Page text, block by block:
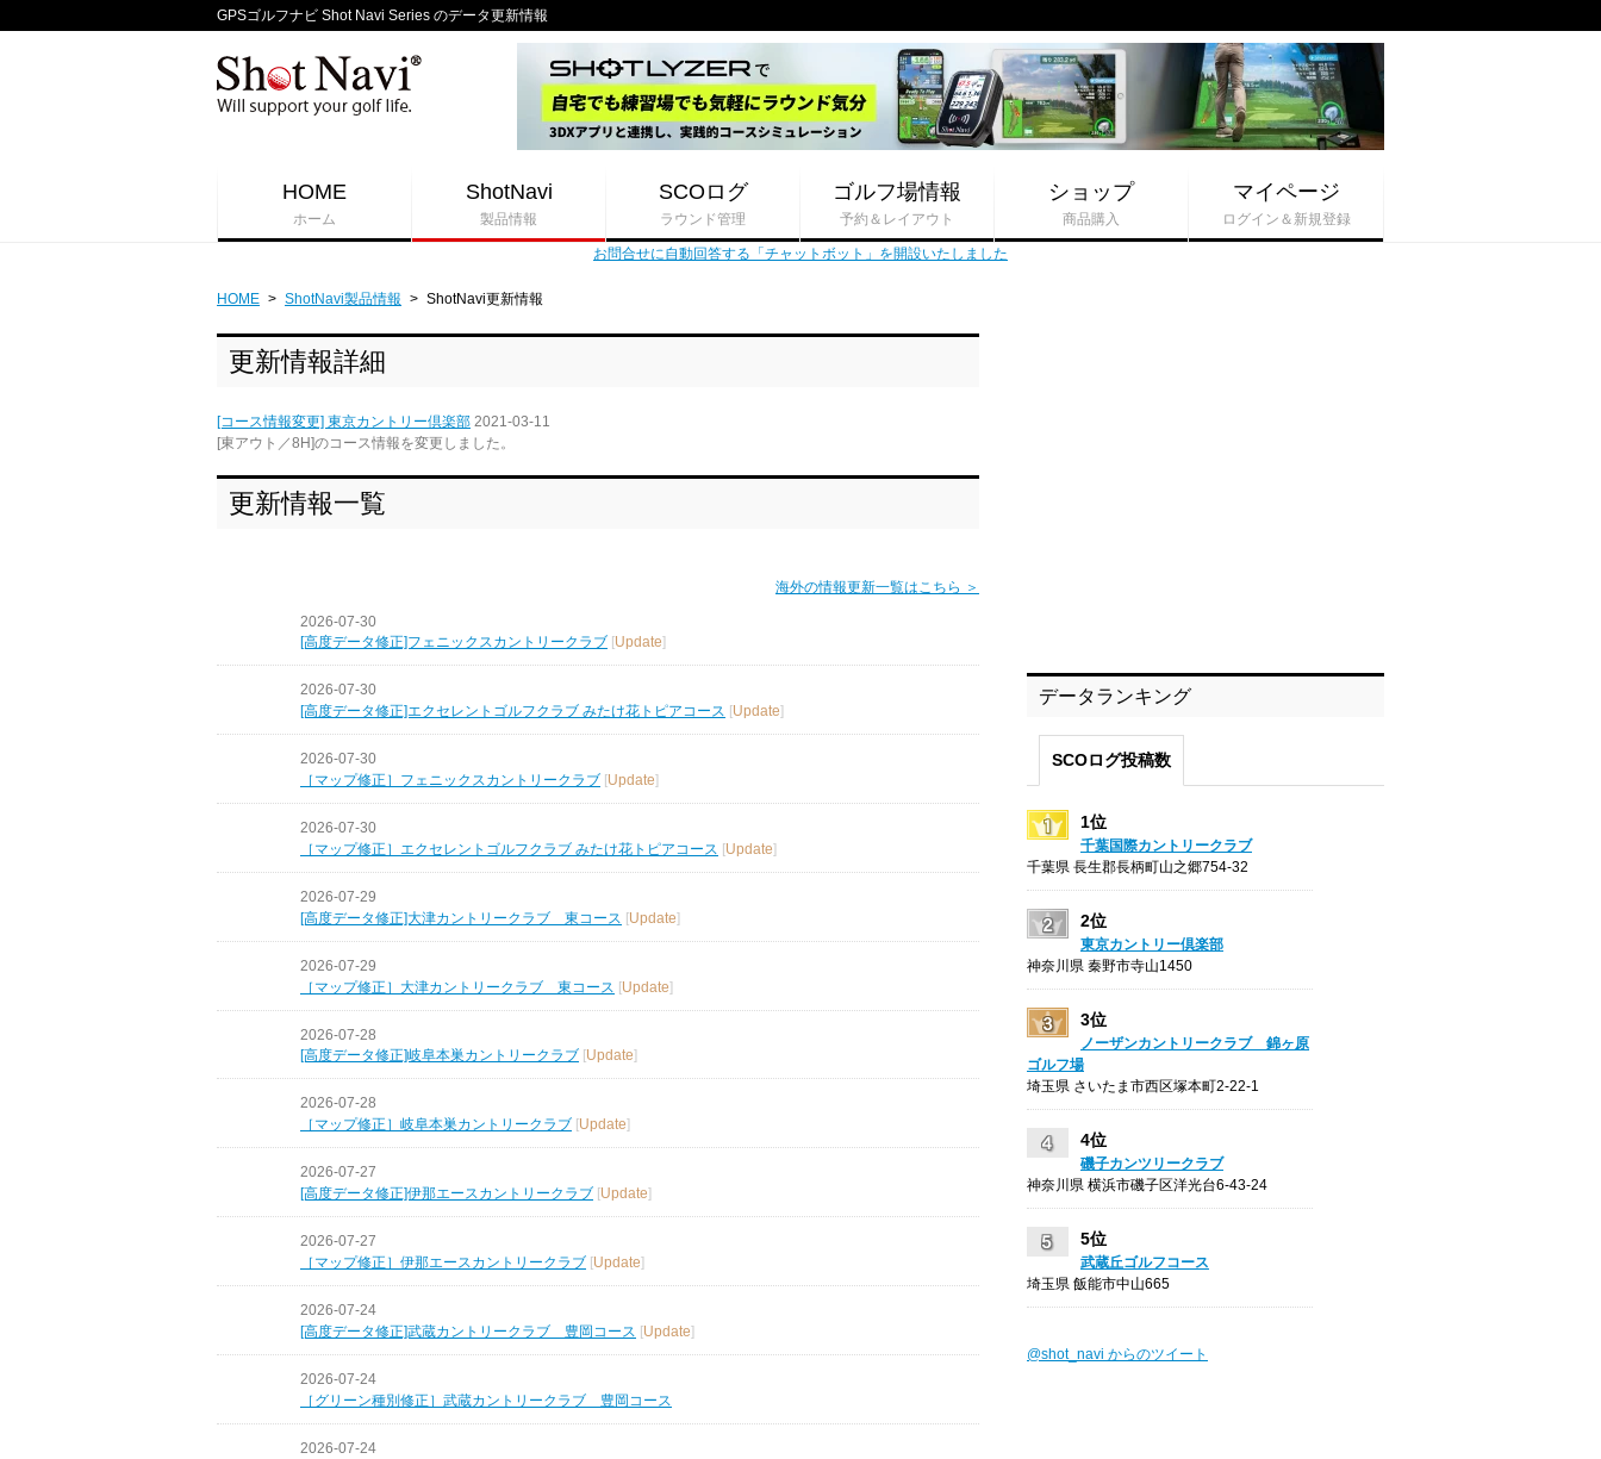
GPSゴルフナビ Shot Navi Series のデータ更新情報
HOME
ホーム
ShotNavi
製品情報
SCOログ
ラウンド管理
ゴルフ場情報
予約＆レイアウト
ショップ
商品購入
マイページ
ログイン＆新規登録
お問合せに自動回答する「チャットボット」を開設いたしました
HOME > ShotNavi製品情報 > ShotNavi更新情報
更新情報詳細
[コース情報変更] 東京カントリー倶楽部 2021-03-11
[東アウト／8H]のコース情報を変更しました。
更新情報一覧
海外の情報更新一覧はこちら ＞
2026-07-30
[高度データ修正]フェニックスカントリークラブ [Update]
2026-07-30
[高度データ修正]エクセレントゴルフクラブ みたけ花トピアコース [Update]
2026-07-30
［マップ修正］フェニックスカントリークラブ [Update]
2026-07-30
［マップ修正］エクセレントゴルフクラブ みたけ花トピアコース [Update]
2026-07-29
[高度データ修正]大津カントリークラブ 東コース [Update]
2026-07-29
［マップ修正］大津カントリークラブ 東コース [Update]
2026-07-28
[高度データ修正]岐阜本巣カントリークラブ [Update]
2026-07-28
［マップ修正］岐阜本巣カントリークラブ [Update]
2026-07-27
[高度データ修正]伊那エースカントリークラブ [Update]
2026-07-27
［マップ修正］伊那エースカントリークラブ [Update]
2026-07-24
[高度データ修正]武蔵カントリークラブ 豊岡コース [Update]
2026-07-24
［グリーン種別修正］武蔵カントリークラブ 豊岡コース
2026-07-24
データランキング
SCOログ投稿数
1位
千葉国際カントリークラブ
千葉県 長生郡長柄町山之郷754-32
2位
東京カントリー倶楽部
神奈川県 秦野市寺山1450
3位
ノーザンカントリークラブ 錦ヶ原
ゴルフ場
埼玉県 さいたま市西区塚本町2-22-1
4位
磯子カンツリークラブ
神奈川県 横浜市磯子区洋光台6-43-24
5位
武蔵丘ゴルフコース
埼玉県 飯能市中山665
@shot_navi からのツイート